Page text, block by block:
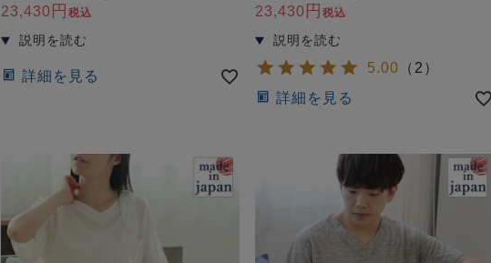
23,430 税込
詳細を見る
23,430 税込
5.00 （ 2 ）
詳細を見る